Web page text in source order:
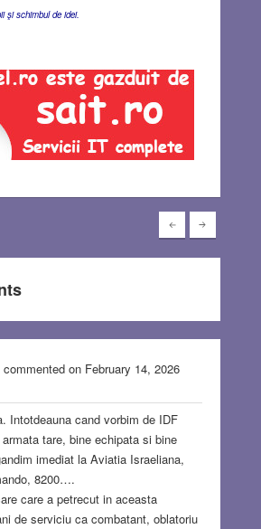
şi schimbul de idei.
commented on February 14, 2026
Intotdeauna cand vorbim de IDF
tare, bine echipata si bine
imediat la Aviatia Israeliana,
8200….
care a petrecut in aceasta
de serviciu ca combatant, oblatoriu